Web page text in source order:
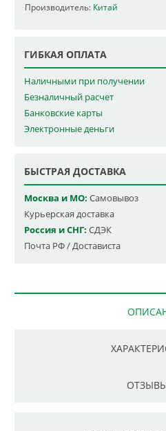
Производитель: Китай
ГИБКАЯ ОПЛАТА
Наличными при получении
Безналичный расчет
Банковские карты
Электронные деньги
БЫСТРАЯ ДОСТАВКА
Москва и МО: Самовывоз
Курьерская доставка
Россия и СНГ: СДЭК
Почта РФ / Достависта